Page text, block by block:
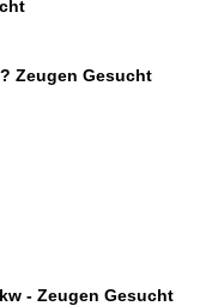
Zeugen Gesucht
- Zeugen Gesucht